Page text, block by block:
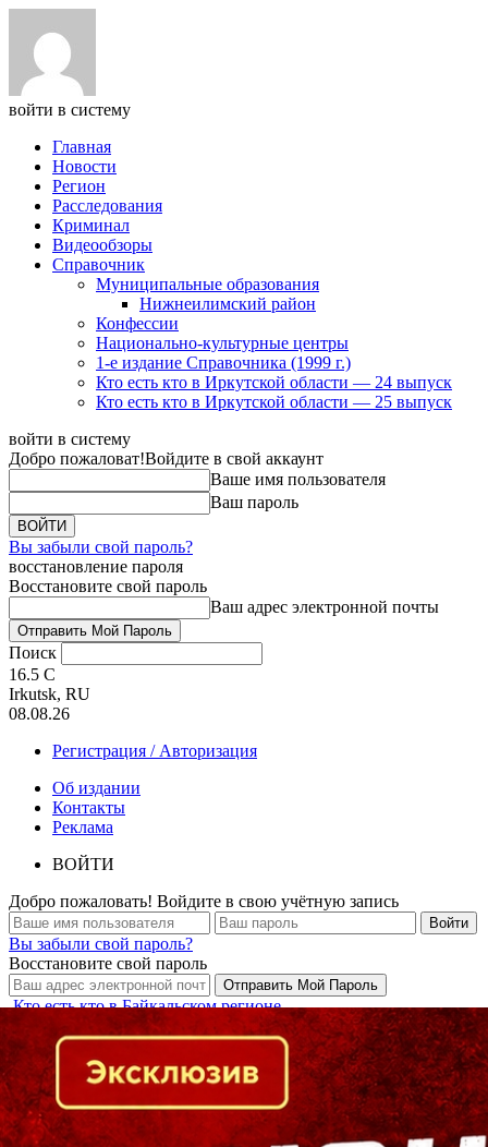
войти в систему
Главная
Новости
Регион
Расследования
Криминал
Видеообзоры
Справочник
Муниципальные образования
Нижнеилимский район
Конфессии
Национально-культурные центры
1-е издание Справочника (1999 г.)
Кто есть кто в Иркутской области — 24 выпуск
Кто есть кто в Иркутской области — 25 выпуск
войти в систему
Добро пожаловат!Войдите в свой аккаунт
Ваше имя пользователя
Ваш пароль
Вы забыли свой пароль?
восстановление пароля
Восстановите свой пароль
Ваш адрес электронной почты
Поиск
16.5 C
Irkutsk, RU
08.08.26
Регистрация / Авторизация
Об издании
Контакты
Реклама
ВОЙТИ
Добро пожаловать! Войдите в свою учётную запись
Вы забыли свой пароль?
Восстановите свой пароль
Кто есть кто в Байкальском регионе